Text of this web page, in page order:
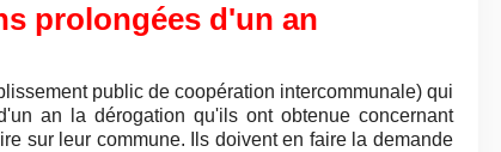
prolongées d'un an
public de coopération intercommunale) qui
an la dérogation qu'ils ont obtenue concernant
sur leur commune. Ils doivent en faire la demande